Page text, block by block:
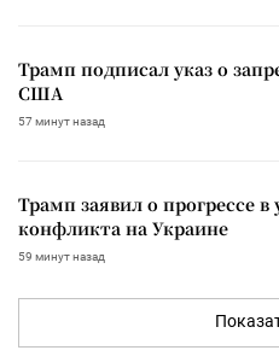
Трамп подписал указ о
США
57 минут назад
Трамп заявил о прогрессе в
конфликта на Украине
59 минут назад